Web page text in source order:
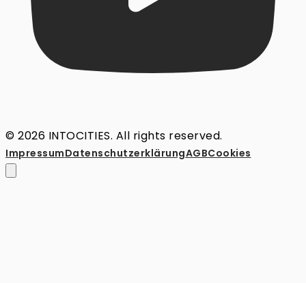
© 2026 INTOCITIES. All rights reserved.
ImpressumDatenschutz­erklärungAGBCookies